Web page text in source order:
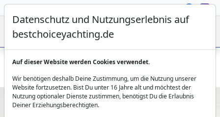
Garcia 68 Segelyacht - Meliti ab Athen mit Crew chartern
Datenschutz und Nutzungserlebnis auf
bestchoiceyachting.de
Auf dieser Website werden Cookies verwendet.
Wir benötigen deshalb Deine Zustimmung, um die Nutzung unserer
Website fortzusetzen. Bist Du unter 16 Jahre alt und möchtest der
Nutzung optionaler Dienste zustimmen, benötigst Du die Erlaubnis
Deiner Erziehungsberechtigten.